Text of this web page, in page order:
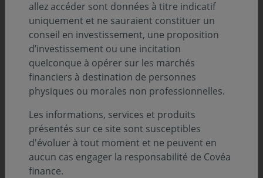
Covéa Actions
Europe
Opportunités
Part I
FR0010567529
Part A
FR0000441685
Part N
FR0013480795
Covéa Actions
Monde
Action A(C)
FR0000939845
Action I(C)
FR0010567552
Action N
FR0013480779
Covéa
Perspectives
Entreprises
Action A
FR0000939886
Action I
FR0010567537
allez accéder sont données à titre indicatif
uniquement et ne sauraient constituer un
conseil en investissement, une proposition
d’investissement ou une incitation
quelconque à opérer sur les marchés
financiers à destination de personnes
physiques ou morales non professionnelles.
Les informations, services et produits
présentés sur ce site sont susceptibles
d'évoluer à tout moment et ne peuvent en
aucun cas engager la responsabilité de Covéa
finance.